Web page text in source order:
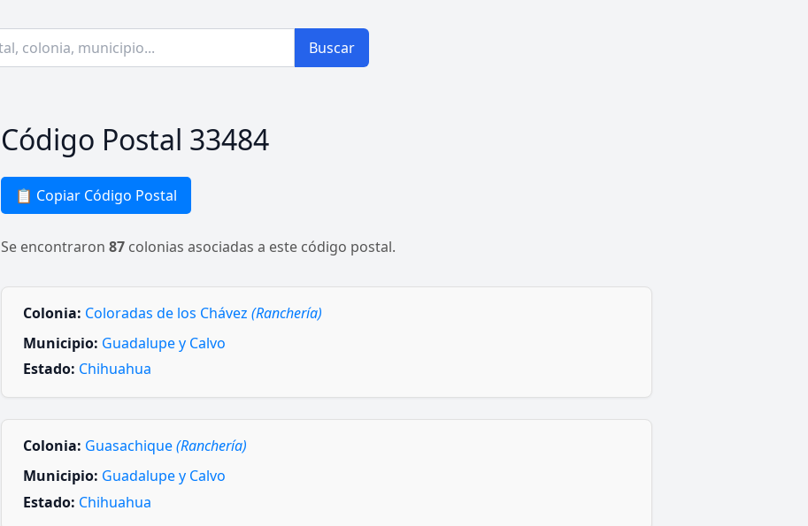
Buscar
Código Postal 33484
📋 Copiar Código Postal
Se encontraron 87 colonias asociadas a este código postal.
Colonia: Coloradas de los Chávez (Ranchería)
Municipio: Guadalupe y Calvo
Estado: Chihuahua
Colonia: Guasachique(Ranchería)
Municipio: Guadalupe y Calvo
Estado: Chihuahua